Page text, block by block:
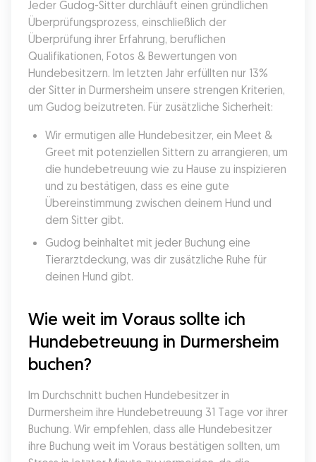
Jeder Gudog-Sitter durchläuft einen gründlichen
Überprüfungsprozess, einschließlich der
Überprüfung ihrer Erfahrung, beruflichen
Qualifikationen, Fotos & Bewertungen von
Hundebesitzern. Im letzten Jahr erfüllten nur 13%
der Sitter in Durmersheim unsere strengen Kriterien,
um Gudog beizutreten. Für zusätzliche Sicherheit:
Wir ermutigen alle Hundebesitzer, ein Meet &
Greet mit potenziellen Sittern zu arrangieren, um
die hundebetreuung wie zu Hause zu inspizieren
und zu bestätigen, dass es eine gute
Übereinstimmung zwischen deinem Hund und
dem Sitter gibt.
Gudog beinhaltet mit jeder Buchung eine
Tierarztdeckung, was dir zusätzliche Ruhe für
deinen Hund gibt.
Wie weit im Voraus sollte ich
Hundebetreuung in Durmersheim
buchen?
Im Durchschnitt buchen Hundebesitzer in
Durmersheim ihre Hundebetreuung 31 Tage vor ihrer
Buchung. Wir empfehlen, dass alle Hundebesitzer
ihre Buchung weit im Voraus bestätigen sollten, um